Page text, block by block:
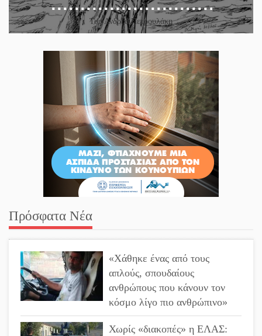
Του Ανδρέα Πετρουλάκη
Πρόσφατα Νέα
«Χάθηκε ένας από τους
απλούς, σπουδαίους
ανθρώπους που κάνουν τον
κόσμο λίγο πιο ανθρώπινο»
Χωρίς «διακοπές» η ΕΛΑΣ: